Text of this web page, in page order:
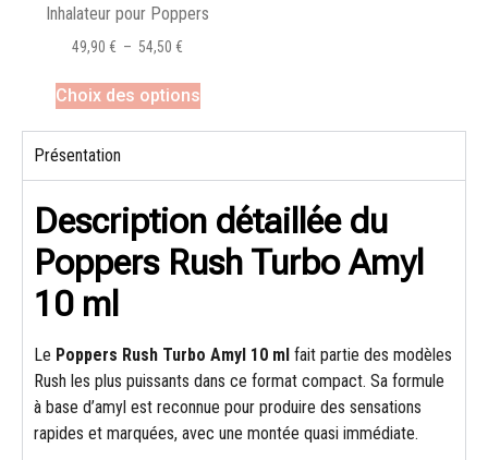
Inhalateur pour Poppers
49,90 € – 54,50 €
Choix des options
Présentation
Description détaillée du
Poppers Rush Turbo Amyl
10 ml
Le Poppers Rush Turbo Amyl 10 ml fait partie des modèles
Rush les plus puissants dans ce format compact. Sa formule
à base d’amyl est reconnue pour produire des sensations
rapides et marquées, avec une montée quasi immédiate.